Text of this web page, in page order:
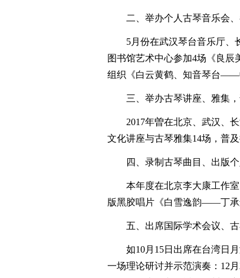
二、举办个人古琴音乐会、
5月份在武汉琴台音乐厅、长
图书馆艺术中心参加4场《良
组织《白云黄鹤、知音琴台——
三、举办古琴讲座、雅集，
2017年曽在北京、武汉、长
文化讲座与古琴雅集14场，普
四、录制古琴曲目、出版个
本年度在北京李大康工作室
版黑胶唱片《白雪逸韵——丁承
五、出席国际学术会议、古
如10月15日出席在台湾日月
一场理论研讨并示范演奏：12